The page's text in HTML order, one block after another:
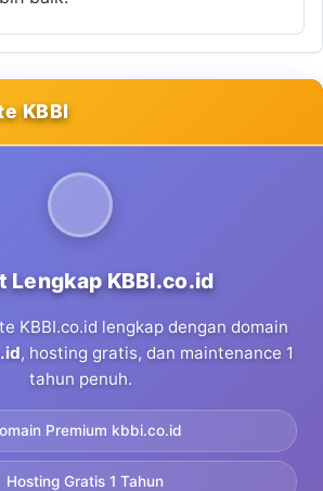
KBBI
Lengkap KBBI.co.id
KBBI.co.id lengkap dengan domain
, hosting gratis, dan maintenance 1
tahun penuh.
Premium kbbi.co.id
Hosting Gratis 1 Tahun